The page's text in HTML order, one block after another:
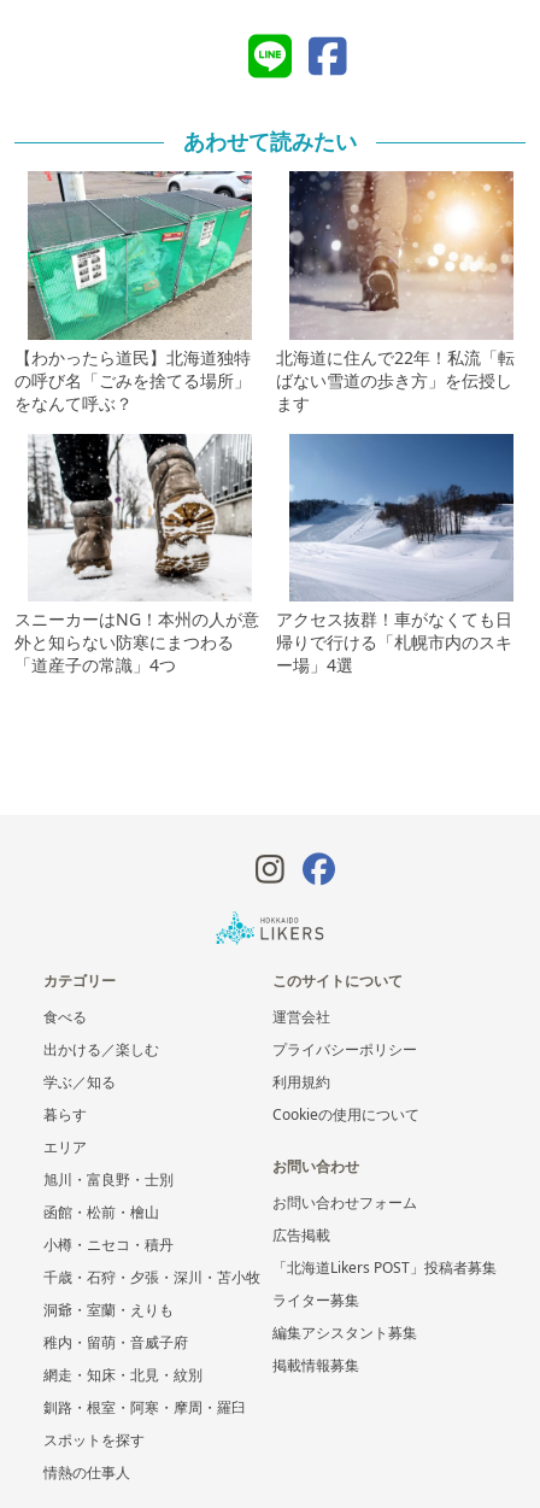
あわせて読みたい
【わかったら道民】北海道独特
の呼び名「ごみを捨てる場所」
をなんて呼ぶ？
北海道に住んで22年！私流「転
ばない雪道の歩き方」を伝授し
ます
スニーカーはNG！本州の人が意
外と知らない防寒にまつわる
「道産子の常識」4つ
アクセス抜群！車がなくても日
帰りで行ける「札幌市内のスキ
ー場」4選
カテゴリー
食べる
出かける／楽しむ
学ぶ／知る
暮らす
エリア
旭川・富良野・士別
函館・松前・檜山
小樽・ニセコ・積丹
千歳・石狩・夕張・深川・苫小牧
洞爺・室蘭・えりも
稚内・留萌・音威子府
網走・知床・北見・紋別
釧路・根室・阿寒・摩周・羅臼
スポットを探す
情熱の仕事人
このサイトについて
運営会社
プライバシーポリシー
利用規約
Cookieの使用について
お問い合わせ
お問い合わせフォーム
広告掲載
「北海道Likers POST」投稿者募集
ライター募集
編集アシスタント募集
掲載情報募集